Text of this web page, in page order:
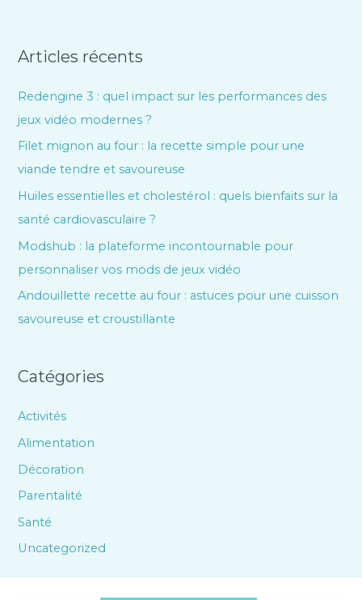
Articles récents
Redengine 3 : quel impact sur les performances des
jeux vidéo modernes ?
Filet mignon au four : la recette simple pour une
viande tendre et savoureuse
Huiles essentielles et cholestérol : quels bienfaits sur la
santé cardiovasculaire ?
Modshub : la plateforme incontournable pour
personnaliser vos mods de jeux vidéo
Andouillette recette au four : astuces pour une cuisson
savoureuse et croustillante
Catégories
Activités
Alimentation
Décoration
Parentalité
Santé
Uncategorized